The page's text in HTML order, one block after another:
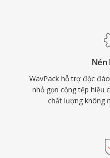
Nén
WavPack hỗ trợ độc
nhỏ gọn cộng tệp hiệu
chất lượng không